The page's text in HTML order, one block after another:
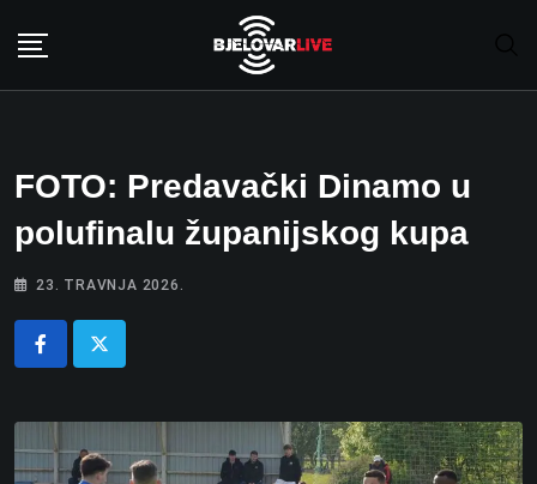
FOTO: Predavački Dinamo u
polufinalu županijskog kupa
23. TRAVNJA 2026.